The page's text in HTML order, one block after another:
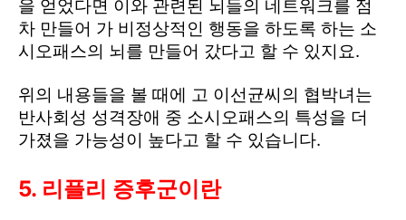
을 얻었다면 이와 관련된 뇌들의 네트워크를 점
차 만들어 가 비정상적인 행동을 하도록 하는 소
시오패스의 뇌를 만들어 갔다고 할 수 있지요.
위의 내용들을 볼 때에 고 이선균씨의 협박녀는
반사회성 성격장애 중 소시오패스의 특성을 더
가졌을 가능성이 높다고 할 수 있습니다.
5. 리플리 증후군이란